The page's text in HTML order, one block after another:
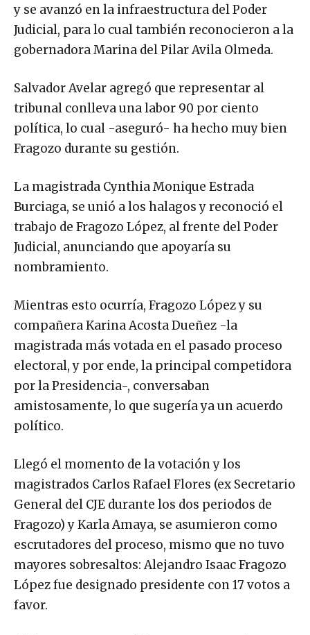
y se avanzó en la infraestructura del Poder
Judicial, para lo cual también reconocieron a la
gobernadora Marina del Pilar Avila Olmeda.
Salvador Avelar agregó que representar al
tribunal conlleva una labor 90 por ciento
política, lo cual -aseguró- ha hecho muy bien
Fragozo durante su gestión.
La magistrada Cynthia Monique Estrada
Burciaga, se unió a los halagos y reconoció el
trabajo de Fragozo López, al frente del Poder
Judicial, anunciando que apoyaría su
nombramiento.
Mientras esto ocurría, Fragozo López y su
compañera Karina Acosta Dueñez -la
magistrada más votada en el pasado proceso
electoral, y por ende, la principal competidora
por la Presidencia-, conversaban
amistosamente, lo que sugería ya un acuerdo
político.
Llegó el momento de la votación y los
magistrados Carlos Rafael Flores (ex Secretario
General del CJE durante los dos periodos de
Fragozo) y Karla Amaya, se asumieron como
escrutadores del proceso, mismo que no tuvo
mayores sobresaltos: Alejandro Isaac Fragozo
López fue designado presidente con 17 votos a
favor.